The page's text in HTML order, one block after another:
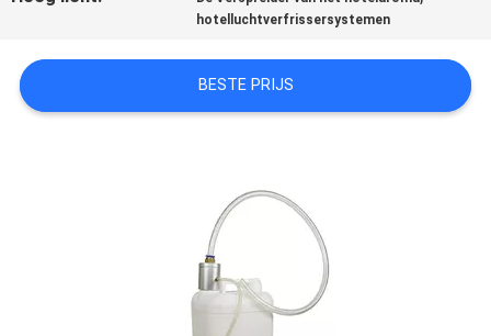
OM EEN
CITAAT
PRIVACYBELEID
hotelluchtverfrissersystemen
BESTE PRIJS